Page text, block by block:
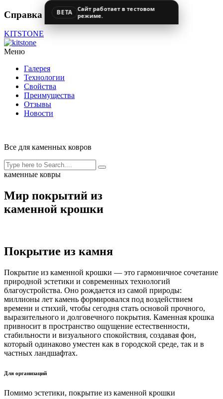
Справка
KITSTONE
Меню
Галерея
Технологии
Свойства
Преимущества
Отзывы
Новости
Все для каменных ковров
каменные ковры
Мир покрытий из
каменной крошки
Покрытие из камня
Покрытие из каменной крошки — это гармоничное сочетание
природной эстетики и современных технологий
благоустройства. Оно рождается из самой природы:
миллионы лет камень формировался под воздействием
времени и стихий, чтобы сегодня стать основой прочного,
выразительного и долговечного покрытия. Каменная крошка
привносит в пространство ощущение естественности,
стабильности и визуального спокойствия, создавая фон,
который одинаково уместен как в городской среде, так и в
частных ландшафтах.
Для организаций
Помимо эстетики, покрытие из каменной крошки
BETA
Сайт работает в тестовом
режиме.